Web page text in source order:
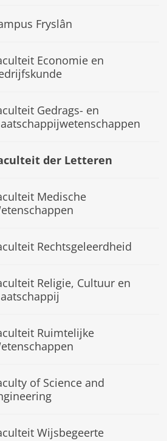
Fryslân
Economie en
Gedrags- en
der Letteren
Medische
Rechtsgeleerdheid
Religie, Cultuur en
Ruimtelijke
of Science and
Wijsbegeerte